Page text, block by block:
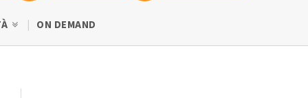
ON DEMAND